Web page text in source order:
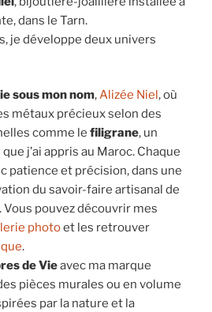
dans le Tarn.
je développe deux univers
sous mon nom,Alizée Niel, où
métaux précieux selon des
comme le filigrane, un
j’ai appris au Maroc. Chaque
patience et précision, dans une
du savoir-faire artisanal de
pouvez découvrir mes
photoet les retrouver
.
de Vieavec ma marque
pièces murales ou en volume
par la nature et la